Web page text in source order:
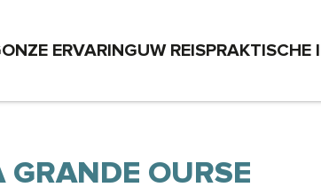
ONZE ERVARINGUW REISPRAKTISCHE
GRANDE OURSE